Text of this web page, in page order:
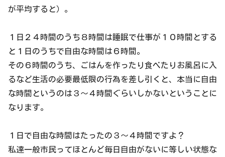
が平均すると）。
１日２４時間のうち８時間は睡眠で仕事が１０時間とする
と１日のうちで自由な時間は６時間。
その６時間のうち、ごはんを作ったり食べたりお風呂に入
るなど生活の必要最低限の行為を差し引くと、本当に自由
な時間というのは３〜４時間ぐらいしかないということに
なります。
１日で自由な時間はたったの３〜４時間ですよ？
私達一般市民ってほとんど毎日自由がないに等しい状態な